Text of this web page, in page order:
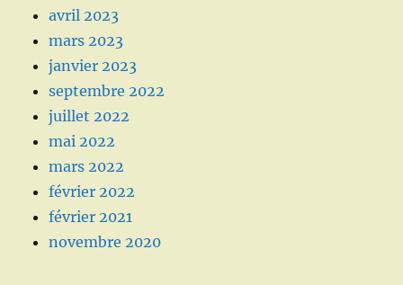
avril 2023
mars 2023
janvier 2023
septembre 2022
juillet 2022
mai 2022
mars 2022
février 2022
février 2021
novembre 2020